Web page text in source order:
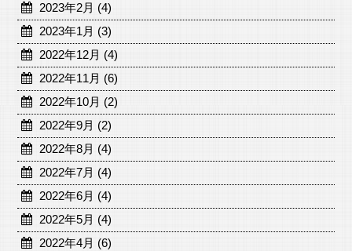
2023年2月 (4)
2023年1月 (3)
2022年12月 (4)
2022年11月 (6)
2022年10月 (2)
2022年9月 (2)
2022年8月 (4)
2022年7月 (4)
2022年6月 (4)
2022年5月 (4)
2022年4月 (6)